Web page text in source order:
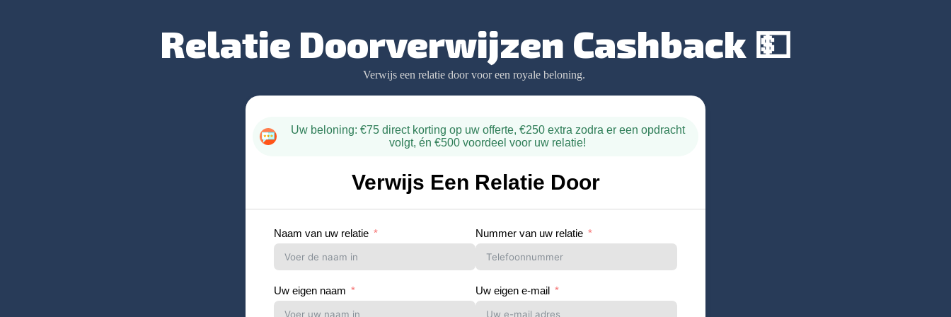
Relatie Doorverwijzen Cashback 💵
Verwijs een relatie door voor een royale beloning.
Uw beloning: €75 direct korting op uw offerte, €250 extra zodra er een opdracht
volgt, én €500 voordeel voor uw relatie!
Verwijs Een Relatie Door
Naam van uw relatie Nummer van uw relatie
Uw eigen naam Uw eigen e-mail